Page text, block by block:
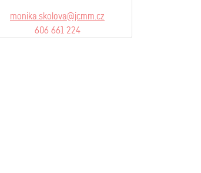
monika.skolova@jcmm.cz
606 661 224